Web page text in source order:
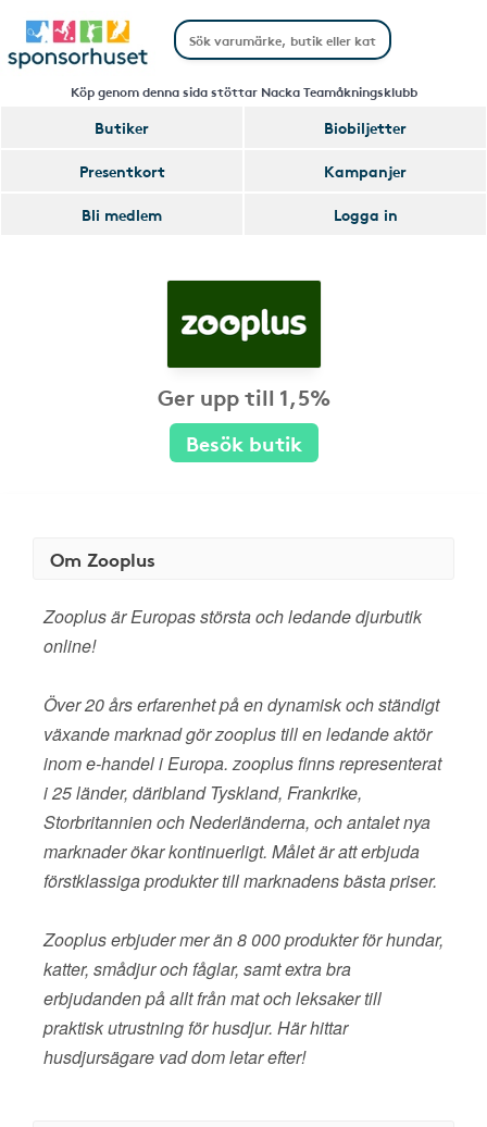
Köp genom denna sida stöttar Nacka Teamåkningsklubb
Butiker
Biobiljetter
Presentkort
Kampanjer
Bli medlem
Logga in
Ger upp till 1,5%
Besök butik
Om Zooplus
Zooplus är Europas största och ledande djurbutik
online!
Över 20 års erfarenhet på en dynamisk och ständigt
växande marknad gör zooplus till en ledande aktör
inom e-handel i Europa. zooplus finns representerat
i 25 länder, däribland Tyskland, Frankrike,
Storbritannien och Nederländerna, och antalet nya
marknader ökar kontinuerligt. Målet är att erbjuda
förstklassiga produkter till marknadens bästa priser.
Zooplus erbjuder mer än 8 000 produkter för hundar,
katter, smådjur och fåglar, samt extra bra
erbjudanden på allt från mat och leksaker till
praktisk utrustning för husdjur. Här hittar
husdjursägare vad dom letar efter!